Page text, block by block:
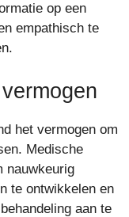
op een
empathisch te
het vermogen om
Medische
nauwkeurig
te ontwikkelen en
aan te